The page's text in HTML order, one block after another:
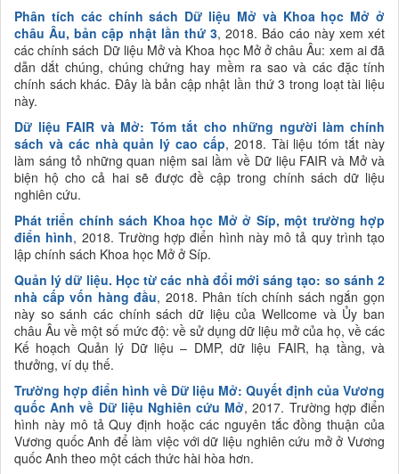
Phân tích các chính sách Dữ liệu Mở và Khoa học Mở ở
châu Âu, bản cập nhật lần thứ 3, 2018. Báo cáo này xem xét
các chính sách Dữ liệu Mở và Khoa học Mở ở châu Âu: xem ai đã
dẫn dắt chúng, chúng chứng hay mềm ra sao và các đặc tính
chính sách khác. Đây là bản cập nhật lần thứ 3 trong loạt tài liệu
này.
Dữ liệu FAIR và Mở: Tóm tắt cho những người làm chính
sách và các nhà quản lý cao cấp, 2018. Tài liệu tóm tắt này
làm sáng tỏ những quan niệm sai lầm về Dữ liệu FAIR và Mở và
biện hộ cho cả hai sẽ được đề cập trong chính sách dữ liệu
nghiên cứu.
Phát triển chính sách Khoa học Mở ở Síp, một trường hợp
điển hình, 2018. Trường hợp điển hình này mô tả quy trình tạo
lập chính sách Khoa học Mở ở Síp.
Quản lý dữ liệu. Học từ các nhà đổi mới sáng tạo: so sánh 2
nhà cấp vốn hàng đầu, 2018. Phân tích chính sách ngắn gọn
này so sánh các chính sách dữ liệu của Wellcome và Ủy ban
châu Âu về một số mức độ: về sử dụng dữ liệu mở của họ, về các
Kế hoạch Quản lý Dữ liệu – DMP, dữ liệu FAIR, hạ tầng, và
thưởng, ví dụ thế.
Trường hợp điển hình về Dữ liệu Mở: Quyết định của Vương
quốc Anh về Dữ liệu Nghiên cứu Mở, 2017. Trường hợp điển
hình này mô tả Quy định hoặc các nguyên tắc đồng thuận của
Vương quốc Anh để làm việc với dữ liệu nghiên cứu mở ở Vương
quốc Anh theo một cách thức hài hòa hơn.